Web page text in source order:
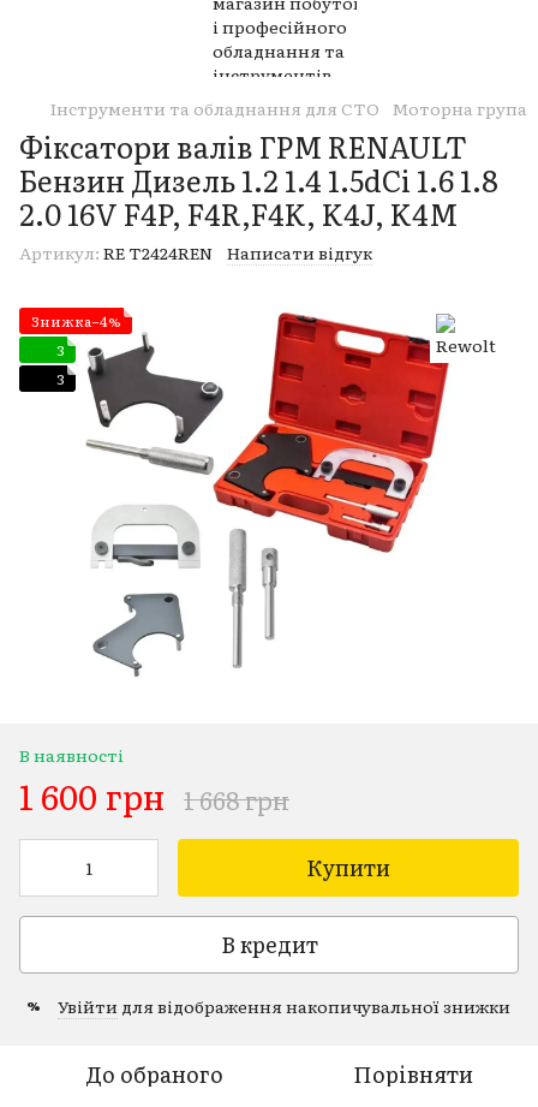
Інструменти та обладнання для СТО Моторна група
Фіксатори валів ГРМ RENAULT
Бензин Дизель 1.2 1.4 1.5dCi 1.6 1.8
2.0 16V F4P, F4R,F4K, K4J, K4M
Артикул: RE T2424REN Написати відгук
Знижка−4%
3
3
В наявності
1 600 грн 1 668 грн
Купити
В кредит
% Увійти для відображення накопичувальної знижки
До обраного Порівняти